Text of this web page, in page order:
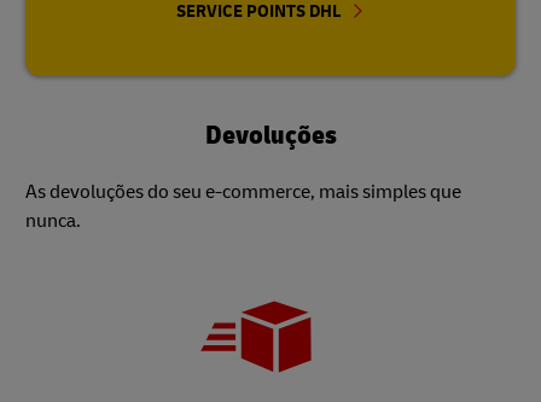
SERVICE POINTS DHL
Devoluções
As devoluções do seu e-commerce, mais simples que
nunca.